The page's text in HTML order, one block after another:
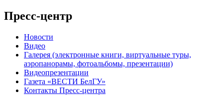
Пресс-центр
Новости
Видео
Галерея (электронные книги, виртуальные туры,
аэропанорамы, фотоальбомы, презентации)
Видеопрезентации
Газета «ВЕСТИ БелГУ»
Контакты Пресс-центра